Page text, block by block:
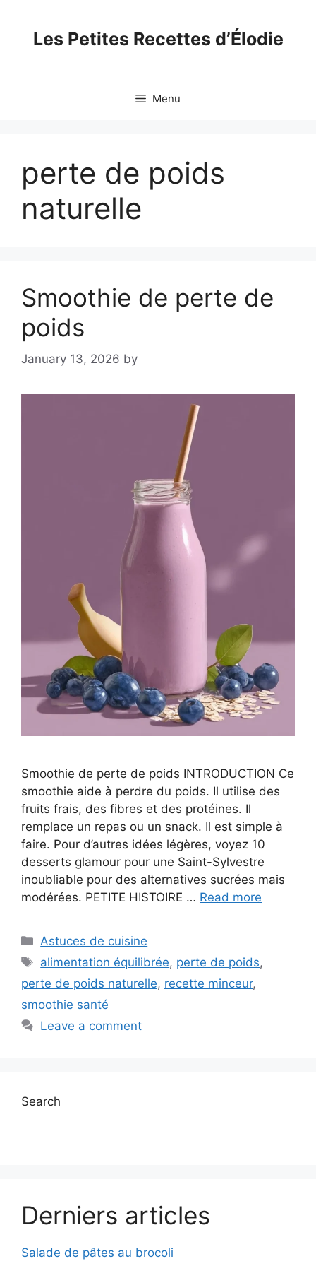
contentLes Petites Recettes d’Élodie
Menu
perte de poids
naturelle
Smoothie de perte de
poids
January 13, 2026 by
Smoothie de perte de poids INTRODUCTION Ce
smoothie aide à perdre du poids. Il utilise des
fruits frais, des fibres et des protéines. Il
remplace un repas ou un snack. Il est simple à
faire. Pour d’autres idées légères, voyez 10
desserts glamour pour une Saint-Sylvestre
inoubliable pour des alternatives sucrées mais
modérées. PETITE HISTOIRE … Read more
Categories
Astuces de cuisine
Tags
alimentation équilibrée, perte de poids,
perte de poids naturelle, recette minceur,
smoothie santé
Leave a comment
Search
Derniers articles
Salade de pâtes au brocoli